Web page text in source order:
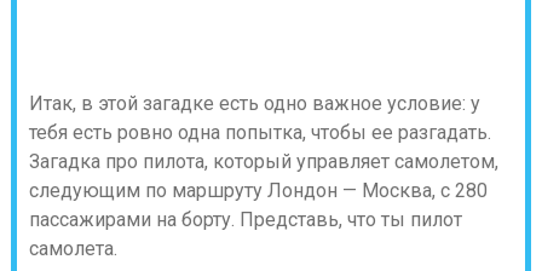
Итак, в этой загадке есть одно важное условие: у
тебя есть ровно одна попытка, чтобы ее разгадать.
Загадка про пилота, который управляет самолетом,
следующим по маршруту Лондон — Москва, с 280
пассажирами на борту. Представь, что ты пилот
самолета.